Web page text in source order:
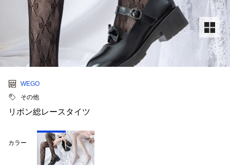
WEGO
その他
リボン総レースタイツ
カラー